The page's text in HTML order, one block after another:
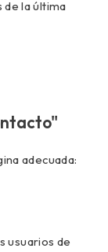
de la última
adecuada:
usuarios de